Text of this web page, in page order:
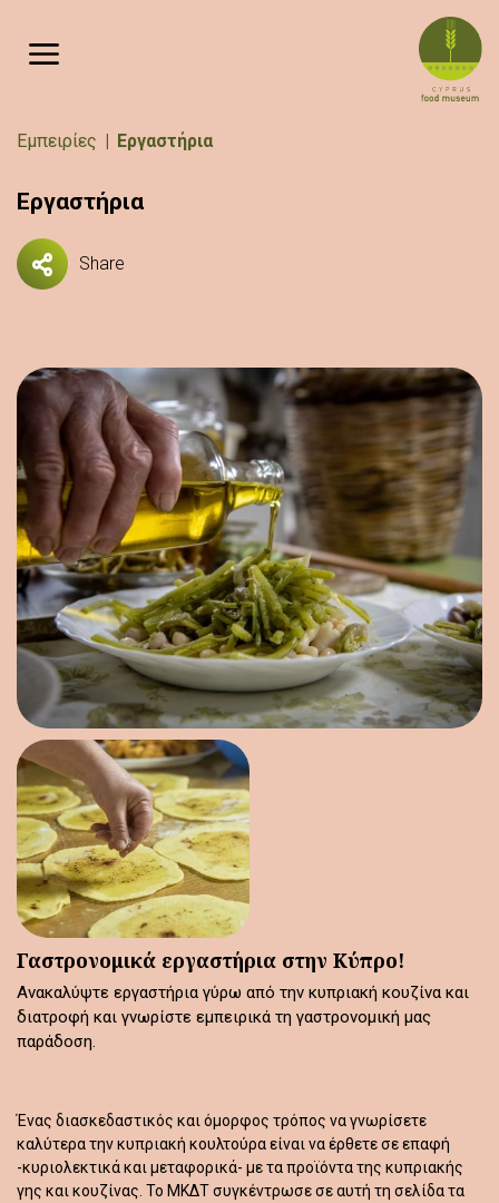
Breadcrumb
Εμπειρίες Εργαστήρια
Εργαστήρια
Share
Γαστρονομικά εργαστήρια στην Κύπρο!
Ανακαλύψτε εργαστήρια γύρω από την κυπριακή κουζίνα και
διατροφή και γνωρίστε εμπειρικά τη γαστρονομική μας
παράδοση.
Ένας διασκεδαστικός και όμορφος τρόπος να γνωρίσετε
καλύτερα την κυπριακή κουλτούρα είναι να έρθετε σε επαφή
-κυριολεκτικά και μεταφορικά- με τα προϊόντα της κυπριακής
γης και κουζίνας. Το ΜΚΔΤ συγκέντρωσε σε αυτή τη σελίδα τα